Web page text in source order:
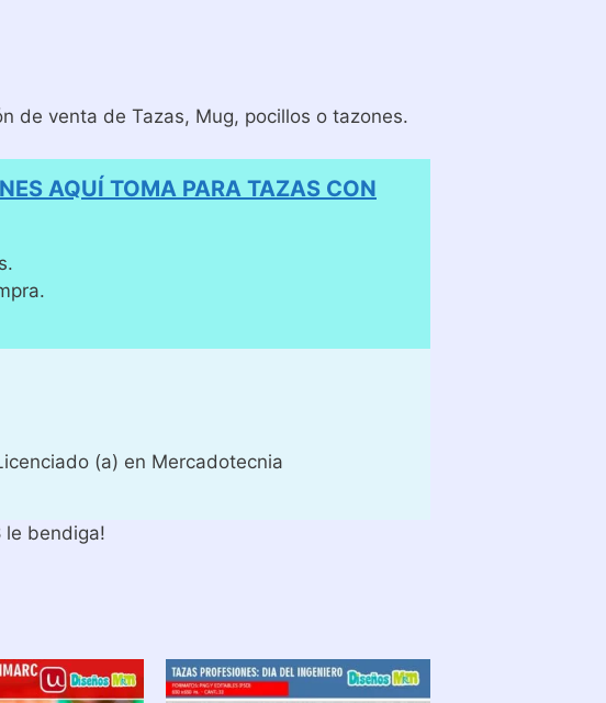
de venta de Tazas, Mug, pocillos o tazones.
AQUÍ TOMA PARA TAZAS CON
(a) en Mercadotecnia
le bendiga!